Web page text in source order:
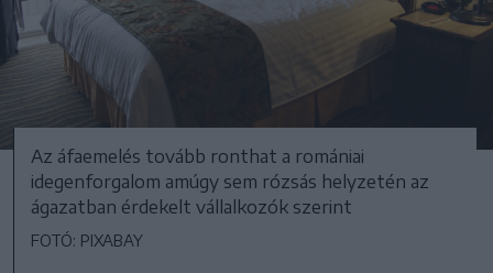
Az áfaemelés tovább ronthat a romániai
idegenforgalom amúgy sem rózsás helyzetén az
ágazatban érdekelt vállalkozók szerint
FOTÓ: PIXABAY